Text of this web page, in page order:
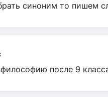
синоним то пишем
после 9